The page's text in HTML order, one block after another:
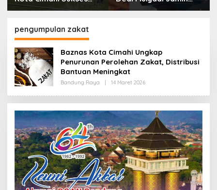
Gelar Piala Soeratin
Biaya RS Korban
pengumpulan zakat
Baznas Kota Cimahi Ungkap
Penurunan Perolehan Zakat, Distribusi
Bantuan Meningkat
Bandung Raya 14 Maret 2026
E
H
R
D
A
K
I